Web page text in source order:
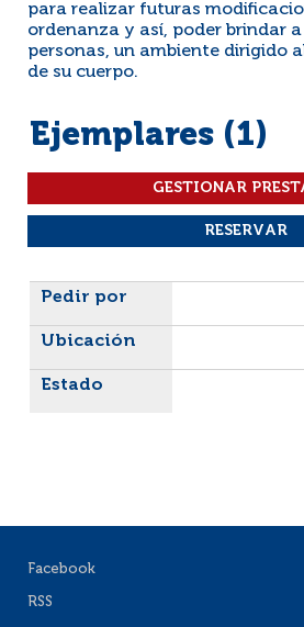
para realizar futuras
ordenanza y así, poder brindar
personas, un ambiente dirigido
de su cuerpo.
Ejemplares (1)
Liste des exemplaires
Facebook
RSS